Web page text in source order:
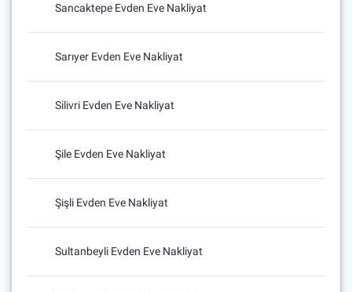
Sancaktepe Evden Eve Nakliyat
Sarıyer Evden Eve Nakliyat
Silivri Evden Eve Nakliyat
Şile Evden Eve Nakliyat
Şişli Evden Eve Nakliyat
Sultanbeyli Evden Eve Nakliyat